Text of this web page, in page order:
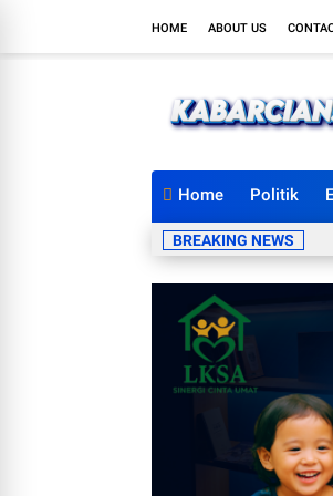
HOME ABOUT US
Home Politik
BREAKING NEWS